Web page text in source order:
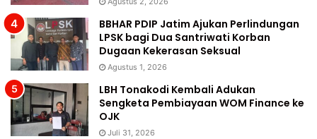
BBHAR PDIP Jatim Ajukan Perlindungan
LPSK bagi Dua Santriwati Korban
Dugaan Kekerasan Seksual
Agustus 1, 2026
LBH Tonakodi Kembali Adukan
Sengketa Pembiayaan WOM Finance ke
OJK
Juli 31, 2026